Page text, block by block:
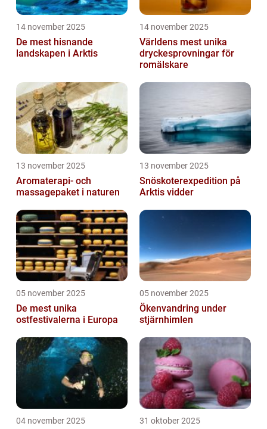
14 november 2025
De mest hisnande
landskapen i Arktis
14 november 2025
Världens mest unika
dryckesprovningar för
romälskare
13 november 2025
Aromaterapi- och
massagepaket i naturen
13 november 2025
Snöskoterexpedition på
Arktis vidder
05 november 2025
De mest unika
ostfestivalerna i Europa
05 november 2025
Ökenvandring under
stjärnhimlen
04 november 2025 31 oktober 2025